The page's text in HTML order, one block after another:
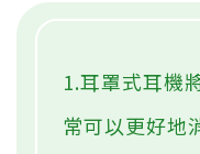
1.耳罩式耳機
常可以更好地